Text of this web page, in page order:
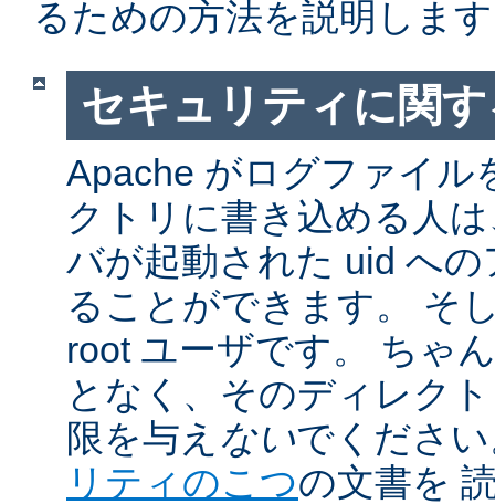
るための方法を説明しま
セキュリティに関
Apache がログファイル
クトリに書き込める人
バが起動された uid へ
ることができます。 そ
root ユーザです。 ちゃ
となく、そのディレク
限を与え ないでくださ
リティのこつの文書を